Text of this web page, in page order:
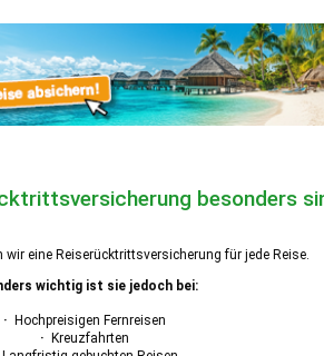
besonders
eine Reiserücktrittsversicherung für jede Reise.
wichtig ist sie jedoch bei:
· Hochpreisigen Fernreisen
· Kreuzfahrten